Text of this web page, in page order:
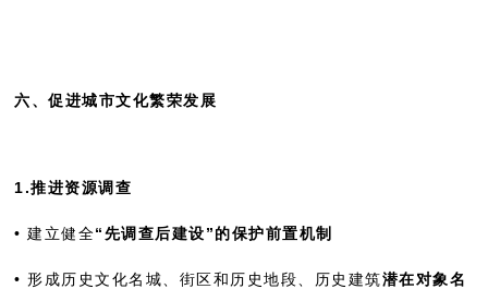
六、促进城市文化繁荣发展
1.推进资源调查
• 建立健全“先调查后建设”的保护前置机制
• 形成历史文化名城、街区和历史地段、历史建筑潜在对象名